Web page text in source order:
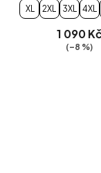
XL 2XL 3XL 4XL
1 090 Kč
(–8 %)